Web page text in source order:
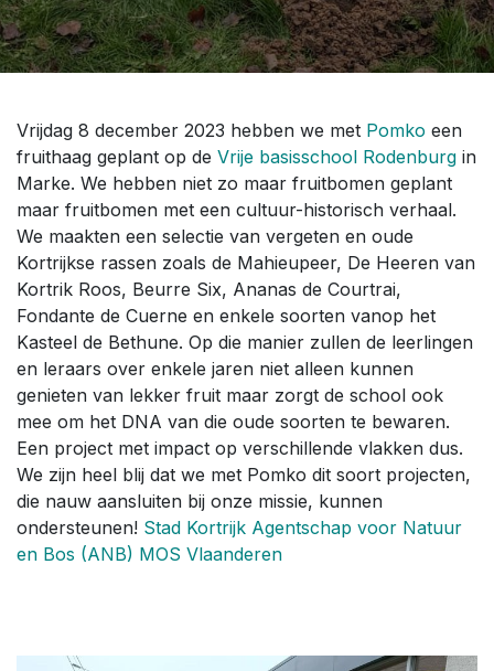
Vrijdag 8 december 2023 hebben we met Pomko een
fruithaag geplant op de Vrije basisschool Rodenburg in
Marke. We hebben niet zo maar fruitbomen geplant
maar fruitbomen met een cultuur-historisch verhaal.
We maakten een selectie van vergeten en oude
Kortrijkse rassen zoals de Mahieupeer, De Heeren van
Kortrik Roos, Beurre Six, Ananas de Courtrai,
Fondante de Cuerne en enkele soorten vanop het
Kasteel de Bethune. Op die manier zullen de leerlingen
en leraars over enkele jaren niet alleen kunnen
genieten van lekker fruit maar zorgt de school ook
mee om het DNA van die oude soorten te bewaren.
Een project met impact op verschillende vlakken dus.
We zijn heel blij dat we met Pomko dit soort projecten,
die nauw aansluiten bij onze missie, kunnen
ondersteunen! Stad Kortrijk Agentschap voor Natuur
en Bos (ANB) MOS Vlaanderen